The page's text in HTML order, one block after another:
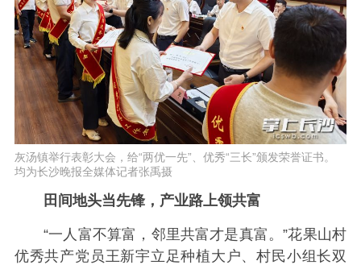
灰汤镇举行表彰大会，给“两优一先”、优秀“三长”颁发荣誉证书。
均为长沙晚报全媒体记者张禹摄
田间地头当先锋，产业路上领共富
“一人富不算富，邻里共富才是真富。”花果山村
优秀共产党员王新宇立足种植大户、村民小组长双